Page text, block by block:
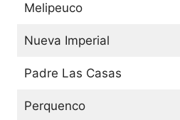
Melipeuco
Nueva Imperial
Padre Las Casas
Perquenco